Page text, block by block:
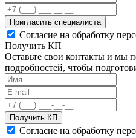
Пригласить специалиста
Согласие на обработку
Получить КП
Оставьте свои контакты и мы
подробностей, чтобы
Получить КП
Согласие на обработку